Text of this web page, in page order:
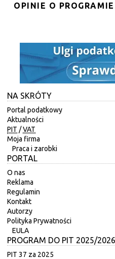
OPINIE O
NA SKRÓTY
Portal podatkowy
Aktualności
PIT /VAT
Moja firma
Praca i zarobki
PORTAL
O nas
Reklama
Regulamin
Kontakt
Autorzy
Polityka Prywatności
EULA
PROGRAM DO PIT 2025/2026
PIT 37 za 2025